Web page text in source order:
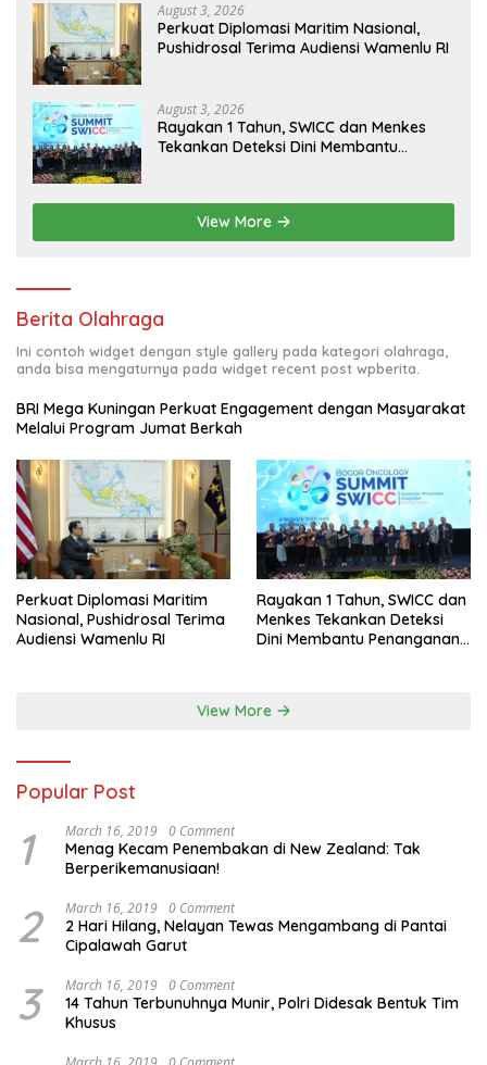
August 3, 2026
Perkuat Diplomasi Maritim Nasional,
Pushidrosal Terima Audiensi Wamenlu RI
August 3, 2026
Rayakan 1 Tahun, SWICC dan Menkes
Tekankan Deteksi Dini Membantu
View More
Berita Olahraga
Ini contoh widget dengan style gallery pada kategori olahraga,
anda bisa mengaturnya pada widget recent post wpberita.
BRI Mega Kuningan Perkuat Engagement dengan Masyarakat
Melalui Program Jumat Berkah
Perkuat Diplomasi Maritim
Nasional, Pushidrosal Terima
Audiensi Wamenlu RI
Rayakan 1 Tahun, SWICC dan
Menkes Tekankan Deteksi
Dini Membantu Penanganan
View More
Popular Post
1 March 16, 2019 0 Comment
Menag Kecam Penembakan di New Zealand: Tak
Berperikemanusiaan!
2 March 16, 2019 0 Comment
2 Hari Hilang, Nelayan Tewas Mengambang di Pantai
Cipalawah Garut
3 March 16, 2019 0 Comment
14 Tahun Terbunuhnya Munir, Polri Didesak Bentuk Tim
Khusus